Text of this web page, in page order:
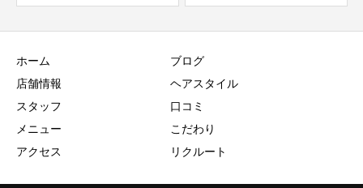
ホーム
店舗情報
スタッフ
メニュー
アクセス
ブログ
ヘアスタイル
口コミ
こだわり
リクルート